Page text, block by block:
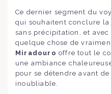
Ce dernier segment du
qui souhaitent conclure
sans précipitation, et
quelque chose de
Miradouro offre tout le
une ambiance
pour se détendre avant
inoubliable.